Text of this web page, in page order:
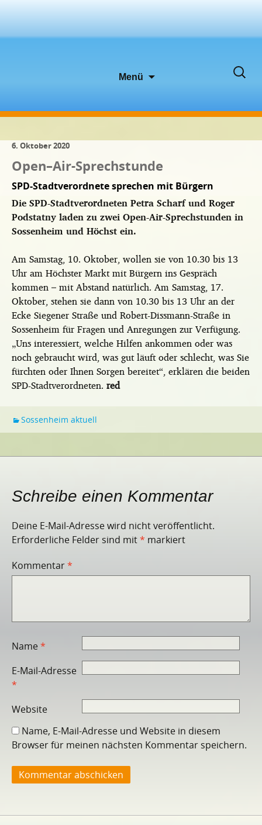
Menü
Suchen
6. Oktober 2020
Open–Air-Sprechstunde
SPD-Stadtverordnete sprechen mit Bürgern
Die SPD-Stadtverordneten Petra Scharf und Roger
Podstatny laden zu zwei Open-Air-Sprechstunden in
Sossenheim und Höchst ein.
Am Samstag, 10. Oktober, wollen sie von 10.30 bis 13
Uhr am Höchster Markt mit Bürgern ins Gespräch
kommen – mit Abstand natürlich. Am Samstag, 17.
Oktober, stehen sie dann von 10.30 bis 13 Uhr an der
Ecke Siegener Straße und Robert-Dissmann-Straße in
Sossenheim für Fragen und Anregungen zur Verfügung.
„Uns interessiert, welche Hilfen ankommen oder was
noch gebraucht wird, was gut läuft oder schlecht, was Sie
fürchten oder Ihnen Sorgen bereitet“, erklären die beiden
SPD-Stadtverordneten. red
Sossenheim aktuell
Schreibe einen Kommentar
Deine E-Mail-Adresse wird nicht veröffentlicht.
Erforderliche Felder sind mit* markiert
Kommentar*
Name*
E-Mail-Adresse
*
Website
Name, E-Mail-Adresse und Website in diesem
Browser für meinen nächsten Kommentar speichern.